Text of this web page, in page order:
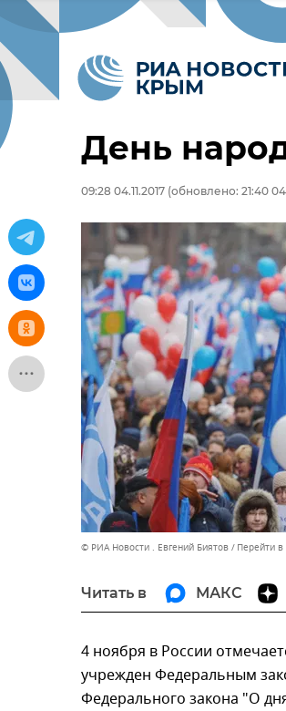
День
09:28 04.11.2017 (обновлено: 21:40
© РИА Новости . Евгений Биятов Перейти
Читать в МАКС
4 ноября в России
учрежден Федеральным
Федерального закона "О